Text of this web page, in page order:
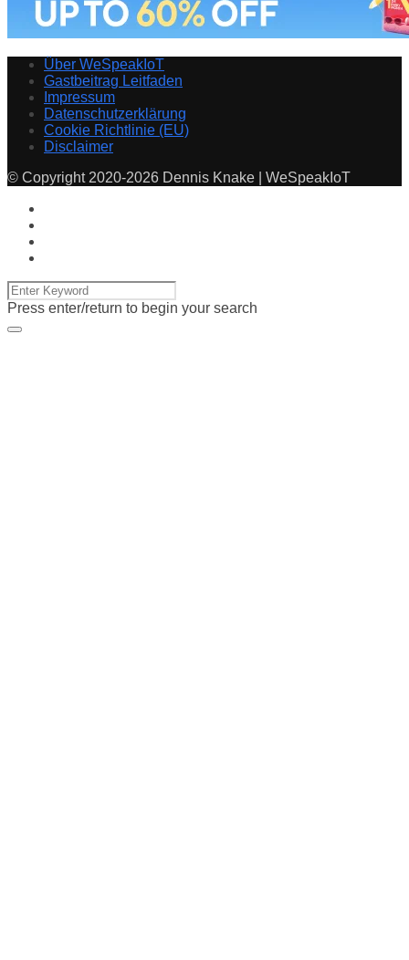
Über WeSpeakIoT
Gastbeitrag Leitfaden
Impressum
Datenschutzerklärung
Cookie Richtlinie (EU)
Disclaimer
© Copyright 2020-2026 Dennis Knake | WeSpeakIoT
Press enter/return to begin your search